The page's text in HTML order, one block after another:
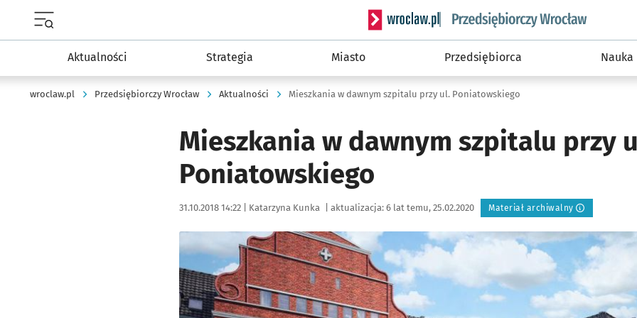
Serwis informacyjny wroclaw.pl podserwis:
Aktualności Strategia Miasto Przedsiębiorca Nauka
wroclaw.pl Przedsiębiorczy Wrocław Aktualności Mieszkania w dawnym szpitalu przy ul. Poniatowskiego
Mieszkania w dawnym szpitalu przy
Poniatowskiego
Data publikacji:
31.10.2018 14:22 | Autor:
Katarzyna Kunka aktualizacja: 6 lat temu, 25.02.2020 Materiał archiwalny
Kliknij, aby powiększyć